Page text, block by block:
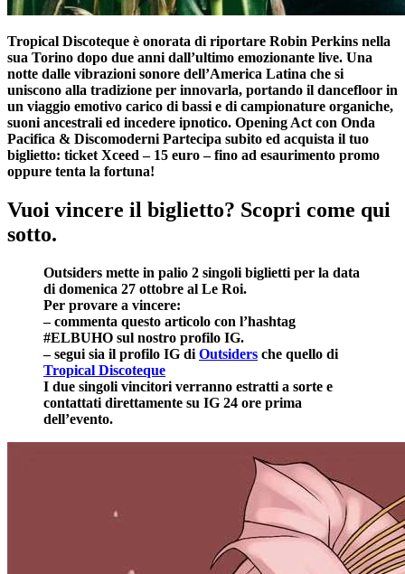
Tropical Discoteque è onorata di riportare Robin Perkins nella
sua Torino dopo due anni dall’ultimo emozionante live. Una
notte dalle vibrazioni sonore dell’America Latina che si
uniscono alla tradizione per innovarla, portando il dancefloor in
un viaggio emotivo carico di bassi e di campionature organiche,
suoni ancestrali ed incedere ipnotico. Opening Act con Onda
Pacifica & Discomoderni Partecipa subito ed acquista il tuo
biglietto: ticket Xceed – 15 euro – fino ad esaurimento promo
oppure tenta la fortuna!
Vuoi vincere il biglietto? Scopri come qui
sotto.
Outsiders mette in palio 2 singoli biglietti per la data
di domenica 27 ottobre al Le Roi.
Per provare a vincere:
– commenta questo articolo con l’hashtag
#ELBUHO sul nostro profilo IG.
– segui sia il profilo IG di Outsiders che quello di
Tropical Discoteque
I due singoli vincitori verranno estratti a sorte e
contattati direttamente su IG 24 ore prima
dell’evento.